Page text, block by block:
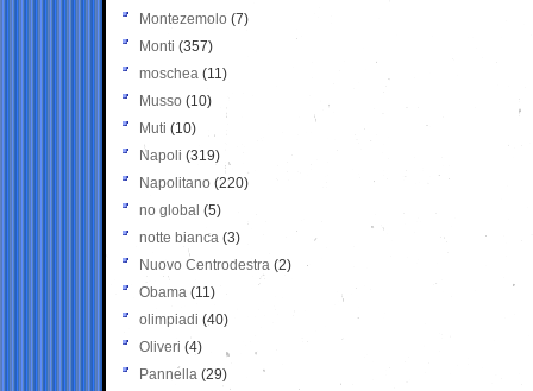
Montezemolo (7)
Monti (357)
moschea (11)
Musso (10)
Muti (10)
Napoli (319)
Napolitano (220)
no global (5)
notte bianca (3)
Nuovo Centrodestra (2)
Obama (11)
olimpiadi (40)
Oliveri (4)
Pannella (29)